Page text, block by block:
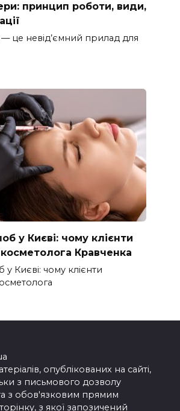
принцип роботи, види,
це невід’ємний прилад для
у Києві: чому клієнти
Кравченка
у Києві: чому клієнти
опублікованих на сайті,
з письмового дозволу
з обов'язковим прямим
з якої запозичений